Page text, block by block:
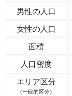
男性の人口
女性の人口
面積
人口密度
エリア区分
（一般的区分）